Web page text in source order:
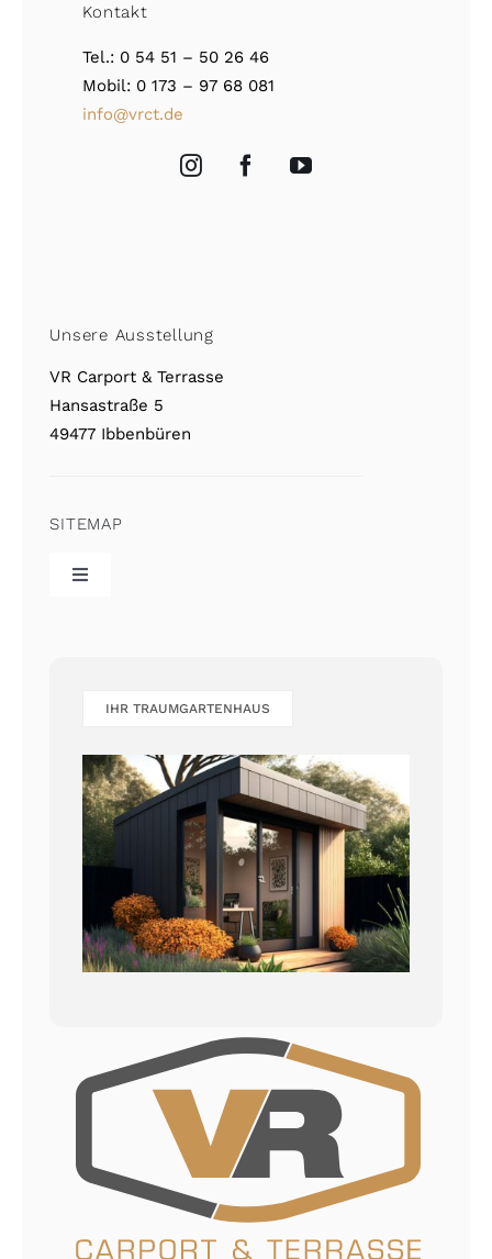
Kontakt
Tel.: 0 54 51 – 50 26 46
Mobil: 0 173 – 97 68 081
info@vrct.de
Unsere Ausstellung
VR Carport & Terrasse
Hansastraße 5
49477 Ibbenbüren
SITEMAP
Toggle
Referenzgalerie
Kontakt
Datenschutzerklärung
Impressum
IHR TRAUMGARTENHAUS